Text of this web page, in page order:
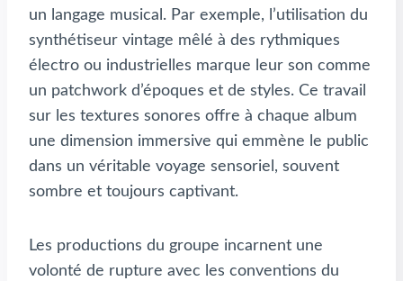
un langage musical. Par exemple, l’utilisation du
synthétiseur vintage mêlé à des rythmiques
électro ou industrielles marque leur son comme
un patchwork d’époques et de styles. Ce travail
sur les textures sonores offre à chaque album
une dimension immersive qui emmène le public
dans un véritable voyage sensoriel, souvent
sombre et toujours captivant.
Les productions du groupe incarnent une
volonté de rupture avec les conventions du